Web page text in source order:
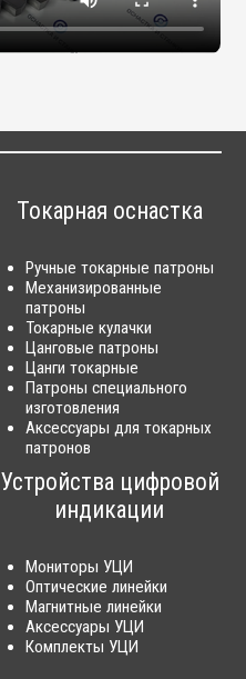
Токарная оснастка
Ручные токарные патроны
Механизированные
патроны
Токарные кулачки
Цанговые патроны
Цанги токарные
Патроны специального
изготовления
Аксессуары для токарных
патронов
Устройства цифровой
индикации
Мониторы УЦИ
Оптические линейки
Магнитные линейки
Аксессуары УЦИ
Комплекты УЦИ